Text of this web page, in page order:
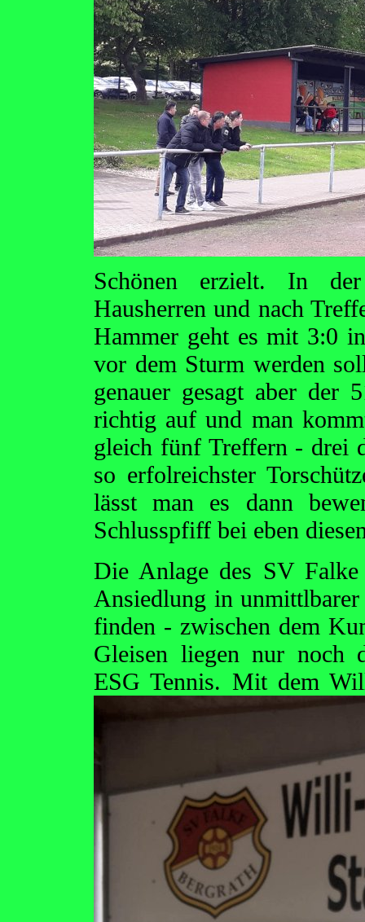
Schönen erzielt. In
Hausherren und nach
Hammer geht es mit 3:0
vor dem Sturm werden
genauer gesagt aber der
richtig auf und man
gleich fünf Treffern - drei
so erfolreichster
lässt man es dann
Schlusspfiff bei eben
Die Anlage des SV
Ansiedlung in
finden - zwischen dem
Gleisen liegen nur noch
ESG Tennis. Mit dem